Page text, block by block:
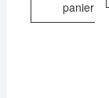
panier